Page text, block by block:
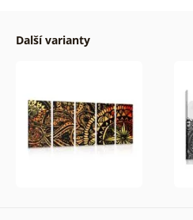
Další varianty